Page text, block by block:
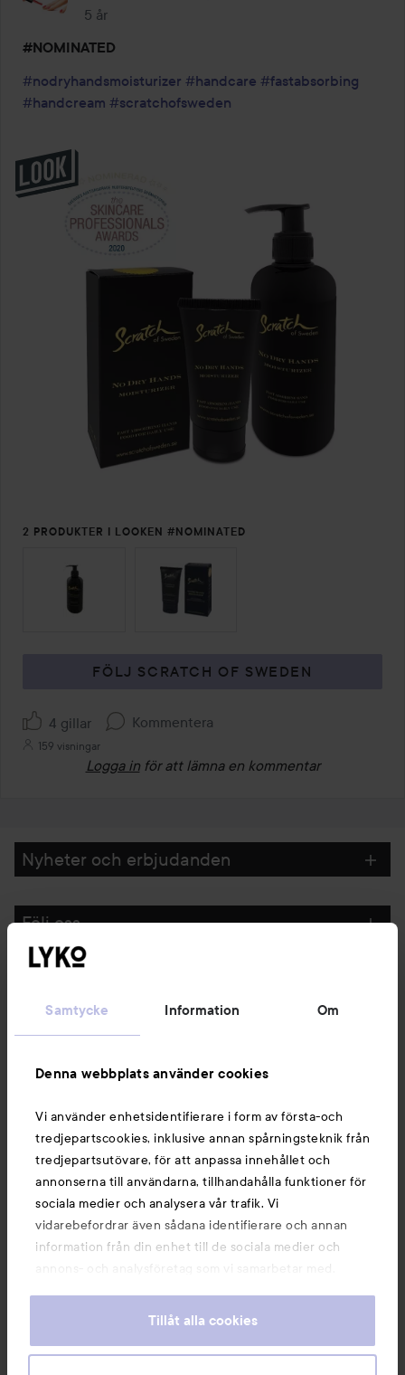
Samtycke Information Om
Denna webbplats använder cookies
Vi använder enhetsidentifierare i form av första-och
tredjepartscookies, inklusive annan spårningsteknik från
tredjepartsutövare, för att anpassa innehållet och
annonserna till användarna, tillhandahålla funktioner för
sociala medier och analysera vår trafik. Vi
vidarebefordrar även sådana identifierare och annan
information från din enhet till de sociala medier och
annons- och analysföretag som vi samarbetar med.
information som du har tillhandahållit eller som de har
våra cookies vid fortsatt användande av vår webbplats.
Tillåt alla cookies
5 år
Inlägget skapades 5 år
#NOMINATED
#nodryhandsmoisturizer #handcare #fastabsorbing
#handcream #scratchofsweden
2 PRODUKTER I LOOKEN #NOMINATED
HOPPA ÖVER SEKTIONEN
FÖLJ SCRATCH OF SWEDEN
4 gillar Kommentera
159 visningar
Logga in för att lämna en kommentar
Nyheter och erbjudanden
Följ oss
Du kanske också gillar